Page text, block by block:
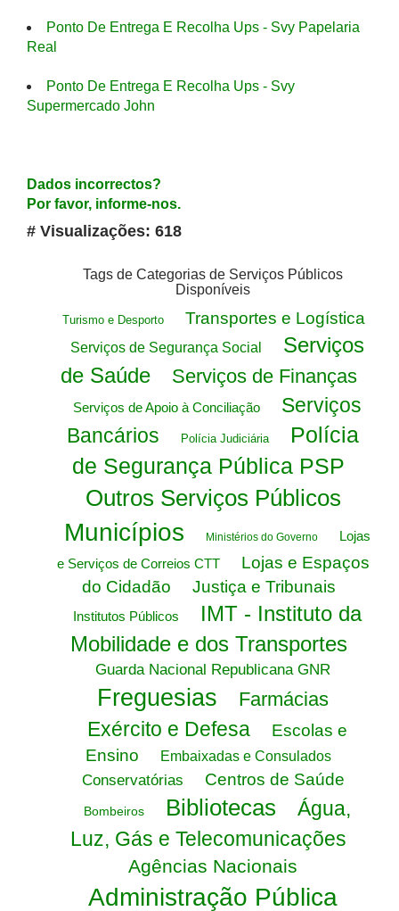
Ponto De Entrega E Recolha Ups - Svy Papelaria
Real
Ponto De Entrega E Recolha Ups - Svy
Supermercado John
Dados incorrectos?
Por favor, informe-nos.
# Visualizações: 618
Tags de Categorias de Serviços Públicos
Disponíveis
Turismo e Desporto Transportes e Logística
Serviços de Segurança Social
Serviços
de Saúde
Serviços de Finanças
Serviços de Apoio à Conciliação
Serviços
Bancários
Polícia Judiciária
Polícia
de Segurança Pública PSP
Outros Serviços Públicos
Municípios Ministérios do Governo
Lojas
e Serviços de Correios CTT
Lojas e Espaços
do Cidadão
Justiça e Tribunais
Institutos Públicos
IMT - Instituto da
Mobilidade e dos Transportes
Guarda Nacional Republicana GNR
Freguesias Farmácias
Exército e Defesa
Escolas e
Ensino
Embaixadas e Consulados
Conservatórias Centros de Saúde
Bombeiros Bibliotecas
Água,
Luz, Gás e Telecomunicações
Agências Nacionais
Administração Pública